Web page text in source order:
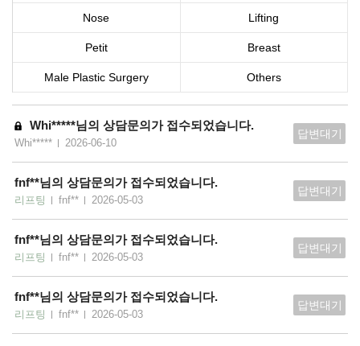
Nose Lifting
Petit Breast
Male Plastic Surgery Others
Whi*****님의 상담문의가 접수되었습니다.
Whi***** 2026-06-10
답변대기
fnf**님의 상담문의가 접수되었습니다.
리프팅 fnf** 2026-05-03
답변대기
fnf**님의 상담문의가 접수되었습니다.
리프팅 fnf** 2026-05-03
답변대기
fnf**님의 상담문의가 접수되었습니다.
리프팅 fnf** 2026-05-03
답변대기